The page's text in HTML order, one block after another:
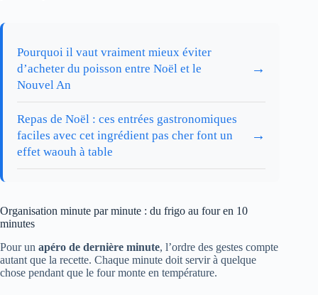
Pourquoi il vaut vraiment mieux éviter
d’acheter du poisson entre Noël et le
Nouvel An
→
Repas de Noël : ces entrées gastronomiques
faciles avec cet ingrédient pas cher font un
effet waouh à table
→
Organisation minute par minute : du frigo au four en 10
minutes
Pour un apéro de dernière minute, l’ordre des gestes compte
autant que la recette. Chaque minute doit servir à quelque
chose pendant que le four monte en température.